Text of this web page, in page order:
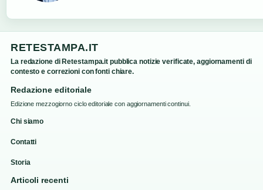
RETESTAMPA.IT
La redazione di Retestampa.it pubblica notizie verificate, aggiornamenti di
contesto e correzioni con fonti chiare.
Redazione editoriale
Edizione mezzogiorno ciclo editoriale con aggiornamenti continui.
Chi siamo
Contatti
Storia
Articoli recenti